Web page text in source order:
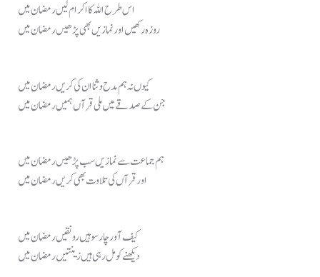
اس طرح اللہ کا اکرام لیں رمضان میں
روزہ رکھیں اور نمازیں بھی پڑھیں رمضان میں
کیوں نہ ہم مدح و ثنا ان کی کریں رمضان میں
جن کے صدقے میں ملی قرآں ہمیں رمضان میں
ہم جماعت سے نمازیں سب پڑھیں رمضان میں
اور قرآں کی تلاوت بھی کریں رمضان میں
کیف آور چار سو ہیں رونقیں رمضان میں
دیکھنے کو مل رہی ہیں زینتیں رمضان میں